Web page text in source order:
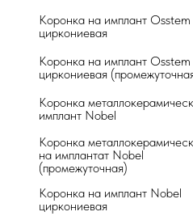
Консультация
Осмотр + справка
Коронка на имплант Osstem
циркониевая
Коронка
имплант Nobel
Коронка
на имплантат Nobel
(промежуточная)
Коронка на имплант Osstem
циркониевая
Коронка на имплант Nobel
циркониевая